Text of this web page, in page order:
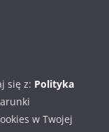
się z: Polityka
w Twojej